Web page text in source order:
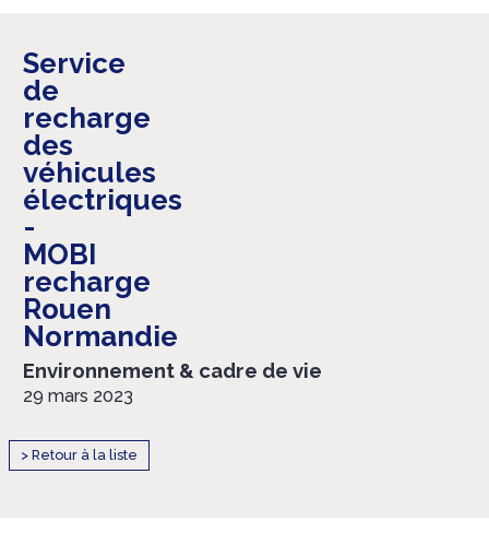
Service
de
recharge
des
véhicules
électriques
-
MOBI
recharge
Rouen
Normandie
Environnement & cadre de vie
29 mars 2023
> Retour à la liste